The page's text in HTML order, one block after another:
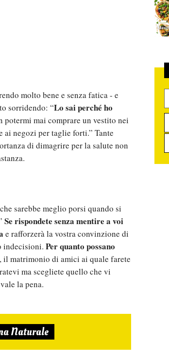
molto bene e senza fatica - e
sorridendo: “Lo sai perché ho
mai comprare un vestito nei
negozi per taglie forti.” Tante
di dimagrire per la salute non
sarebbe meglio porsi quando si
Se rispondete senza mentire a voi
e rafforzerà la vostra convinzione di
indecisioni. Per quanto possano
il matrimonio di amici ai quale farete
ma scegliete quello che vi
la pena.
Naturale